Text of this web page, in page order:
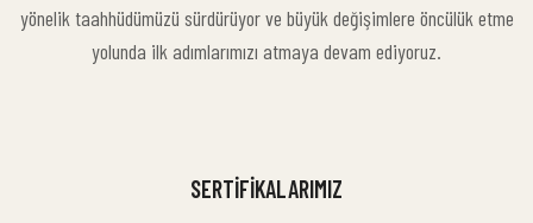
yönelik taahhüdümüzü sürdürüyor ve büyük değişimlere öncülük etme
yolunda ilk adımlarımızı atmaya devam ediyoruz.
SERTIFIKALARIMIZ